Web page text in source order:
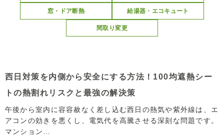
窓・ドア断熱 給湯器・エコキュート
間取り変更
西日対策を内側から安全にする方法！100均遮熱シー
トの熱割れリスクと最強の解決策
午後から室内に容容赦なく差し込む西日の熱気や紫外線は、エ
アコンの効きを悪くし、電気代を高騰させる深刻な問題です。
マンション…